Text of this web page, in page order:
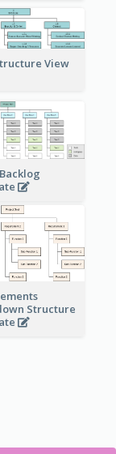
View
Structure